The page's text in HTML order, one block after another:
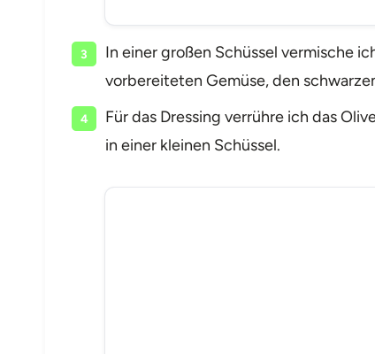
In einer großen Schüssel vermische
vorbereiteten Gemüse, den
Für das Dressing verrühre ich das
in einer kleinen Schüssel.